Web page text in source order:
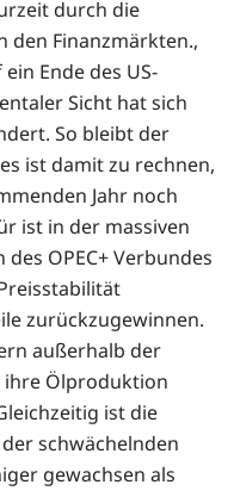
durch die
den Finanzmärkten.,
Ende des US-
Sicht hat sich
So bleibt der
ist damit zu rechnen,
Jahr noch
ist in der massiven
OPEC+ Verbundes
zurückzugewinnen.
außerhalb der
ihre Ölproduktion
ist die
schwächelnden
gewachsen als